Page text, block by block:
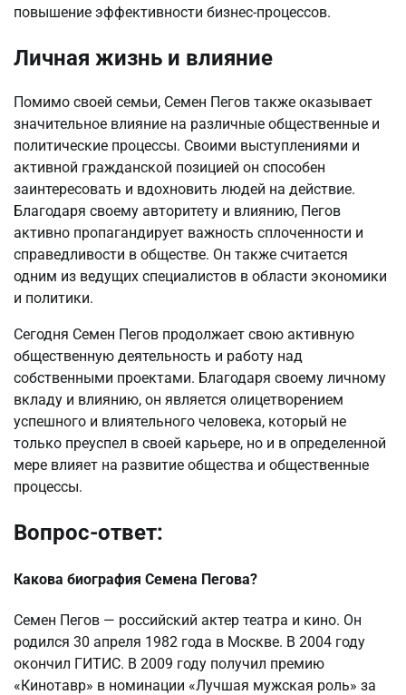
повышение эффективности бизнес-процессов.
Личная жизнь и влияние
Помимо своей семьи, Семен Пегов также оказывает
значительное влияние на различные общественные и
политические процессы. Своими выступлениями и
активной гражданской позицией он способен
заинтересовать и вдохновить людей на действие.
Благодаря своему авторитету и влиянию, Пегов
активно пропагандирует важность сплоченности и
справедливости в обществе. Он также считается
одним из ведущих специалистов в области экономики
и политики.
Сегодня Семен Пегов продолжает свою активную
общественную деятельность и работу над
собственными проектами. Благодаря своему личному
вкладу и влиянию, он является олицетворением
успешного и влиятельного человека, который не
только преуспел в своей карьере, но и в определенной
мере влияет на развитие общества и общественные
процессы.
Вопрос-ответ:
Какова биография Семена Пегова?
Семен Пегов — российский актер театра и кино. Он
родился 30 апреля 1982 года в Москве. В 2004 году
окончил ГИТИС. В 2009 году получил премию
«Кинотавр» в номинации «Лучшая мужская роль» за